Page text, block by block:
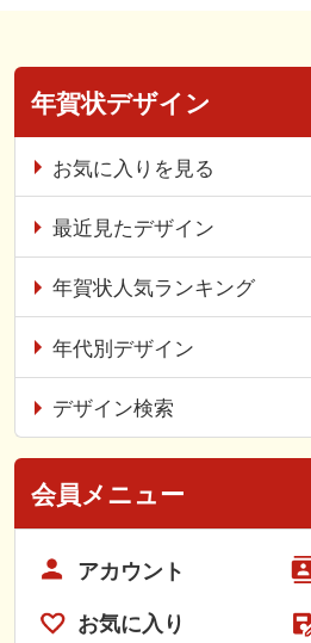
年賀状デザイン
お気に入りを見る
最近見たデザイン
年賀状人気ランキング
年代別デザイン
デザイン検索
会員メニュー
アカウント
お気に入り